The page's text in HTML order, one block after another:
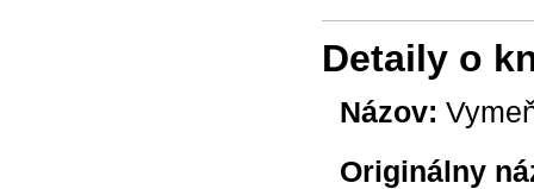
Detaily o
Názov:
Originálny